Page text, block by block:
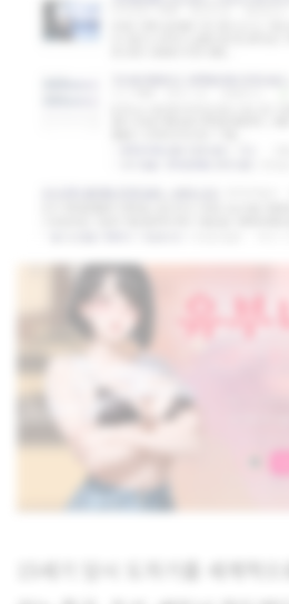
15세기 당시 도자기를 세계적